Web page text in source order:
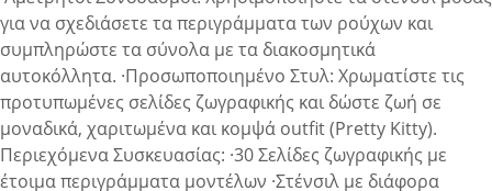
για να σχεδιάσετε τα περιγράμματα των ρούχων και
συμπληρώστε τα σύνολα με τα διακοσμητικά
αυτοκόλλητα. ·Προσωποποιημένο Στυλ: Χρωματίστε τις
προτυπωμένες σελίδες ζωγραφικής και δώστε ζωή σε
μοναδικά, χαριτωμένα και κομψά outfit (Pretty Kitty).
Περιεχόμενα Συσκευασίας: ·30 Σελίδες ζωγραφικής με
έτοιμα περιγράμματα μοντέλων ·Στένσιλ με διάφορα